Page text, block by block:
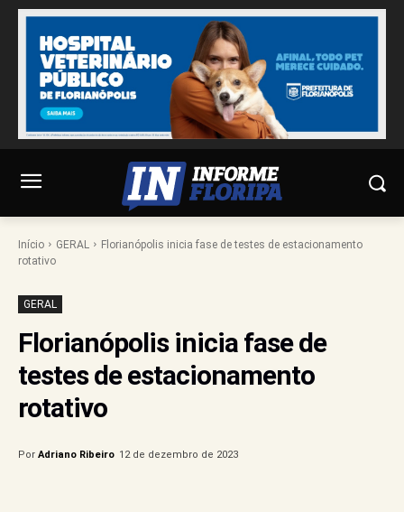
Início GERAL
Florianópolis inicia fase de testes de estacionamento
rotativo
GERAL
Florianópolis inicia fase de
testes de estacionamento
rotativo
Por Adriano Ribeiro 12 de dezembro de 2023